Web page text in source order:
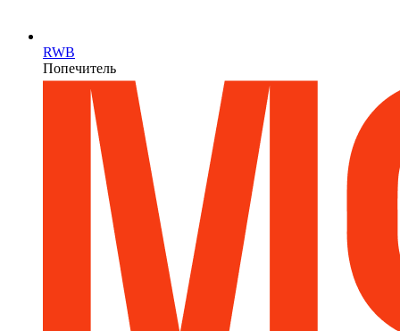
RWB
Попечитель